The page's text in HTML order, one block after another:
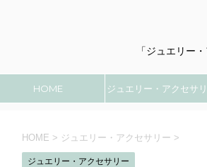
「ジュエリー
HOME ジュエリー・アクセサ
HOME > ジュエリー・アクセサリー >
ジュエリー・アクセサリー